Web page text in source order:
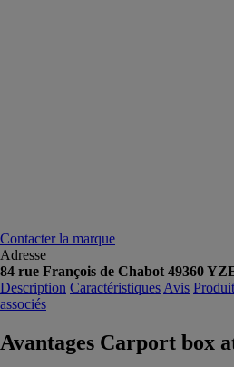
Contacter la marque
Adresse
84 rue François de Chabot 49360
Description Caractéristiques Avis
associés
Avantages Carport box